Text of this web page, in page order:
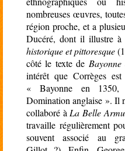
nombreuses œuvres,
région proche, et a
Ducéré, dont il illustre à
historique et pittoresque
côté le texte de
intérêt que Corrèges
« Bayonne en 1350,
Domination anglaise ». Il
collaboré àLa Belle
travaille régulièrement
souvent associé au